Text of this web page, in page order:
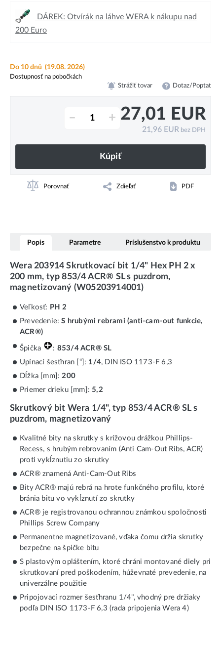
DÁREK: Otvírák na láhve WERA k nákupu nad
200 Euro
Do 10 dnů (19.08. 2026)
Dostupnosť na pobočkách
Strážiť tovar Dotaz/Poptat
– + 27,01 EUR
21,96 EUR bez DPH
Kúpiť
Porovnať Zdieľať PDF
Popis Parametre Príslušenstvo k produktu
Wera 203914 Skrutkovací bit 1/4" Hex PH 2 x
200 mm, typ 853/4 ACR® SL s puzdrom,
magnetizovaný (W05203914001)
Veľkosť: PH 2
Prevedenie:S hrubými rebrami (anti-cam-out funkcie,
ACR®)
Špička : 853/4 ACR® SL
Upínací šesťhran [“]: 1/4, DIN ISO 1173-F 6,3
Dĺžka [mm]: 200
Priemer drieku [mm]:5,2
Skrutkový bit Wera 1/4", typ 853/4 ACR® SL s
puzdrom, magnetizovaný
Kvalitné bity na skrutky s krížovou drážkou Phillips-
Recess, s hrubým rebrovaním (Anti Cam-Out Ribs, ACR)
proti vykĺznutiu zo skrutky
ACR® znamená Anti-Cam-Out Ribs
Bity ACR® majú rebrá na hrote funkčného profilu, ktoré
bránia bitu vo vykĺznutí zo skrutky
ACR® je registrovanou ochrannou známkou spoločnosti
Phillips Screw Company
Permanentne magnetizované, vďaka čomu držia skrutky
bezpečne na špičke bitu
S plastovým opláštením, ktoré chráni montované diely pri
skrutkovaní pred poškodením, húževnaté prevedenie, na
univerzálne použitie
Pripojovací rozmer šesťhranu 1/4", vhodný pre držiaky
podľa DIN ISO 1173-F 6,3 (rada pripojenia Wera 4)